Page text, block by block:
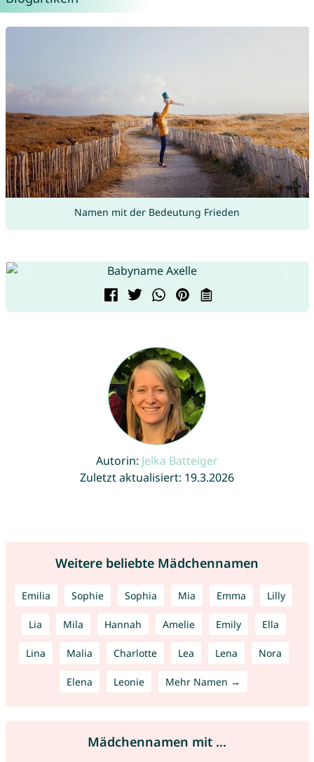
Namen mit der Bedeutung Frieden
Autorin: Jelka Batteiger
Zuletzt aktualisiert: 19.3.2026
Weitere beliebte Mädchennamen
Emilia Sophie Sophia Mia Emma Lilly
Lia Mila Hannah Amelie Emily Ella
Lina Malia Charlotte Lea Lena Nora
Elena Leonie Mehr Namen →
Mädchennamen mit ...